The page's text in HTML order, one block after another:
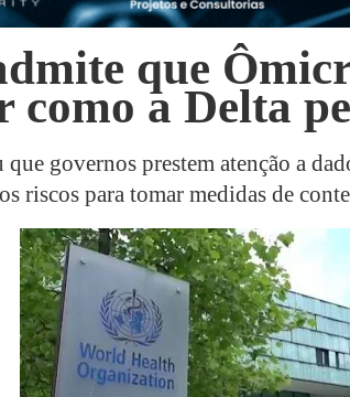
que
como a Delta
governos prestem atenção a
os riscos para tomar medidas de